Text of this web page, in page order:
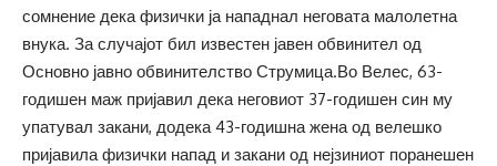
сомнение дека физички ја нападнал неговата малолетна
внука. За случајот бил известен јавен обвинител од
Основно јавно обвинителство Струмица.Во Велес, 63-
годишен маж пријавил дека неговиот 37-годишен син му
упатувал закани, додека 43-годишна жена од велешко
пријавила физички напад и закани од нејзиниот поранешен